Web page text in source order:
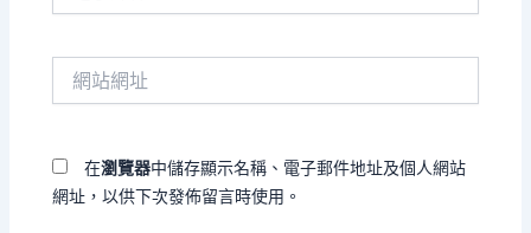
在瀏覽器中儲存顯示名稱、電子郵件地址及個人網站
網址，以供下次發佈留言時使用。